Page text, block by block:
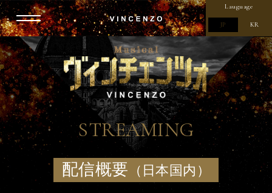
ミ
ュ
ー
ジ
カ
ル
「ヴ
ィ
ン
チ
ェ
ン
Lauguage
JP KR
STREAMING
配信概要 （日本国内）